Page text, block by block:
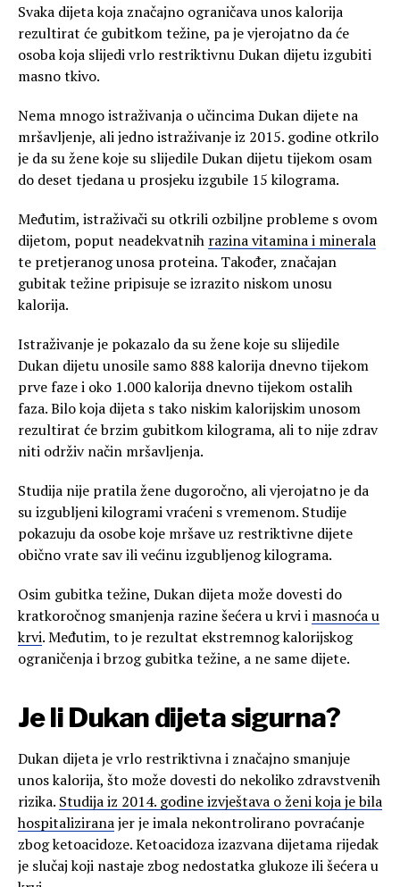
Svaka dijeta koja značajno ograničava unos kalorija
rezultirat će gubitkom težine, pa je vjerojatno da će
osoba koja slijedi vrlo restriktivnu Dukan dijetu izgubiti
masno tkivo.
Nema mnogo istraživanja o učincima Dukan dijete na
mršavljenje, ali jedno istraživanje iz 2015. godine otkrilo
je da su žene koje su slijedile Dukan dijetu tijekom osam
do deset tjedana u prosjeku izgubile 15 kilograma.
Međutim, istraživači su otkrili ozbiljne probleme s ovom
dijetom, poput neadekvatnih razina vitamina i minerala
te pretjeranog unosa proteina. Također, značajan
gubitak težine pripisuje se izrazito niskom unosu
kalorija.
Istraživanje je pokazalo da su žene koje su slijedile
Dukan dijetu unosile samo 888 kalorija dnevno tijekom
prve faze i oko 1.000 kalorija dnevno tijekom ostalih
faza. Bilo koja dijeta s tako niskim kalorijskim unosom
rezultirat će brzim gubitkom kilograma, ali to nije zdrav
niti održiv način mršavljenja.
Studija nije pratila žene dugoročno, ali vjerojatno je da
su izgubljeni kilogrami vraćeni s vremenom. Studije
pokazuju da osobe koje mršave uz restriktivne dijete
obično vrate sav ili većinu izgubljenog kilograma.
Osim gubitka težine, Dukan dijeta može dovesti do
kratkoročnog smanjenja razine šećera u krvi i masnoća u
krvi. Međutim, to je rezultat ekstremnog kalorijskog
ograničenja i brzog gubitka težine, a ne same dijete.
Je li Dukan dijeta sigurna?
Dukan dijeta je vrlo restriktivna i značajno smanjuje
unos kalorija, što može dovesti do nekoliko zdravstvenih
rizika. Studija iz 2014. godine izvještava o ženi koja je bila
hospitaliziranajer je imala nekontrolirano povraćanje
zbog ketoacidoze. Ketoacidoza izazvana dijetama rijedak
je slučaj koji nastaje zbog nedostatka glukoze ili šećera u